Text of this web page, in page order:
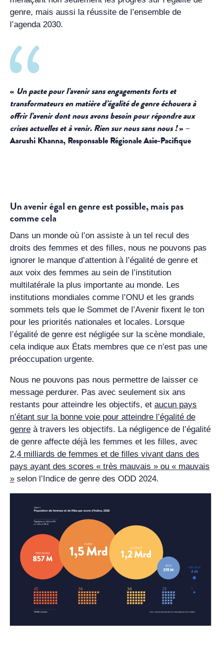
genre, mais aussi la réussite de l’ensemble de
l’agenda 2030.
« Un pacte pour l’avenir sans engagements forts et
transformateurs en matière d’égalité de genre échouera à
offrir l’avenir dont nous avons besoin pour répondre aux
crises actuelles et à venir. Rien sur nous sans nous !» –
Aarushi Khanna, Responsable Régionale Asie-Pacifique
Un avenir égal en genre est possible, mais pas
comme cela
Dans un monde où l’on assiste à un tel recul des
droits des femmes et des filles, nous ne pouvons pas
ignorer le manque d’attention à l’égalité de genre et
aux voix des femmes au sein de l’institution
multilatérale la plus importante au monde. Les
institutions mondiales comme l’ONU et les grands
sommets tels que le Sommet de l’Avenir fixent le ton
pour les priorités nationales et locales. Lorsque
l’égalité de genre est négligée sur la scène mondiale,
cela indique aux États membres que ce n’est pas une
préoccupation urgente.
Nous ne pouvons pas nous permettre de laisser ce
message perdurer. Pas avec seulement six ans
restants pour atteindre les objectifs, et aucun pays
n’étant sur la bonne voie pour atteindre l’égalité de
genre à travers les objectifs. La négligence de l’égalité
de genre affecte déjà les femmes et les filles, avec
2,4 milliards de femmes et de filles vivant dans des
pays ayant des scores « très mauvais » ou « mauvais
» selon l’Indice de genre des ODD 2024.